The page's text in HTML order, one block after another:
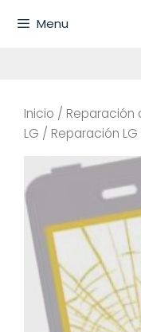
Menu
Inicio / Reparación
LG / Reparación LG